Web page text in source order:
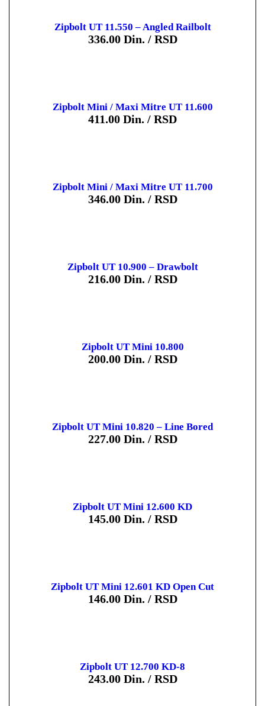
Zipbolt UT 11.550 – Angled Railbolt
336.00 Din. / RSD
Zipbolt Mini / Maxi Mitre UT 11.600
411.00 Din. / RSD
Zipbolt Mini / Maxi Mitre UT 11.700
346.00 Din. / RSD
Zipbolt UT 10.900 – Drawbolt
216.00 Din. / RSD
Zipbolt UT Mini 10.800
200.00 Din. / RSD
Zipbolt UT Mini 10.820 – Line Bored
227.00 Din. / RSD
Zipbolt UT Mini 12.600 KD
145.00 Din. / RSD
Zipbolt UT Mini 12.601 KD Open Cut
146.00 Din. / RSD
Zipbolt UT 12.700 KD-8
243.00 Din. / RSD